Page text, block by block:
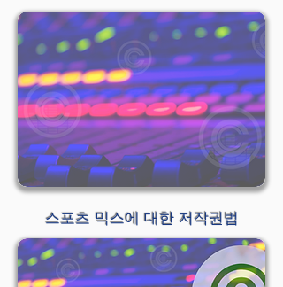
스포츠 믹스에 대한 저작권법